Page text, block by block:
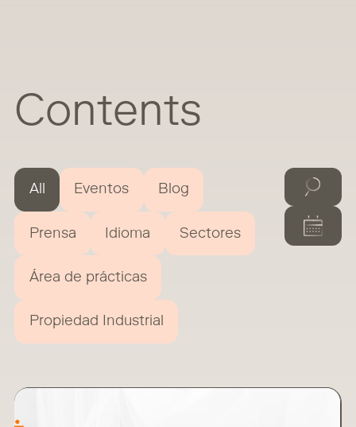
Contents
All Eventos Blog
Prensa Idioma Sectores
Área de prácticas
Propiedad Industrial